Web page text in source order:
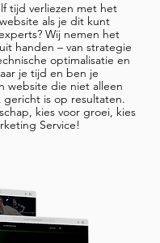
tijd verliezen met het
als je dit kunt
Wij nemen het
handen – van strategie
optimalisatie en
je tijd en ben je
website die niet alleen
gericht is op resultaten.
kies voor groei, kies
Service!